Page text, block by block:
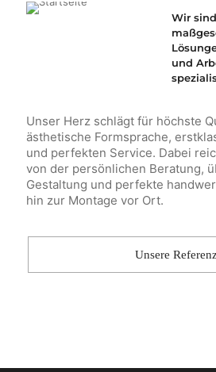
Wir
und
Unser Herz schlägt für höchste
ästhetische Formsprache,
und perfekten Service. Dabei
von der persönlichen Beratung,
Gestaltung und perfekte
hin zur Montage vor Ort.
Unsere